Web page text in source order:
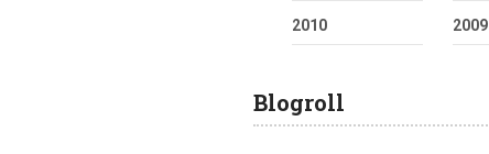
2010 2009
Blogroll